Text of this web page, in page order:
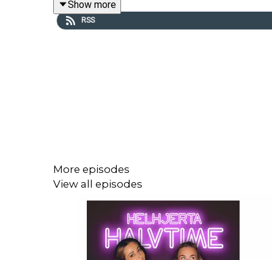
Show more
RSS
More episodes
View all episodes